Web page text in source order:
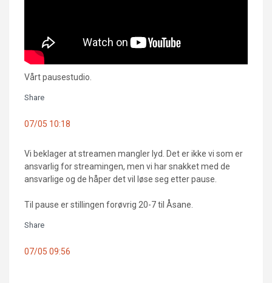
Vårt pausestudio.
Share
07/05 10:18
Vi beklager at streamen mangler lyd. Det er ikke vi som er
ansvarlig for streamingen, men vi har snakket med de
ansvarlige og de håper det vil løse seg etter pause.
Til pause er stillingen forøvrig 20-7 til Åsane.
Share
07/05 09:56